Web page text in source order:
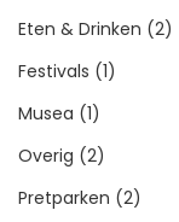
Eten & Drinken (2)
Festivals (1)
Musea (1)
Overig (2)
Pretparken (2)